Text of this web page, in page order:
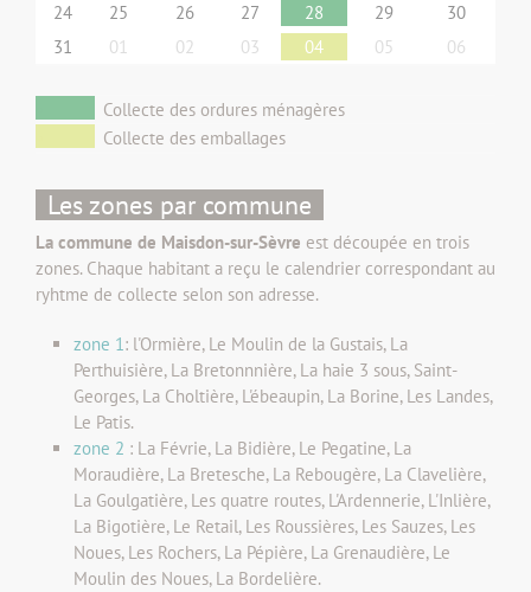
24
25 26 27 28 29
30
31
01 02 03 04 05 06
Collecte des ordures ménagères
Collecte des emballages
Les zones par commune
La commune de Maisdon-sur-Sèvre est découpée en trois
zones. Chaque habitant a reçu le calendrier correspondant au
ryhtme de collecte selon son adresse.
zone 1: l'Ormière, Le Moulin de la Gustais, La
Perthuisière, La Bretonnnière, La haie 3 sous, Saint-
Georges, La Choltière, L'ébeaupin, La Borine, Les Landes,
Le Patis.
zone 2 : La Févrie, La Bidière, Le Pegatine, La
Moraudière, La Bretesche, La Rebougère, La Clavelière,
La Goulgatière, Les quatre routes, L'Ardennerie, L'Inlière,
La Bigotière, Le Retail, Les Roussières, Les Sauzes, Les
Noues, Les Rochers, La Pépière, La Grenaudière, Le
Moulin des Noues, La Bordelière.